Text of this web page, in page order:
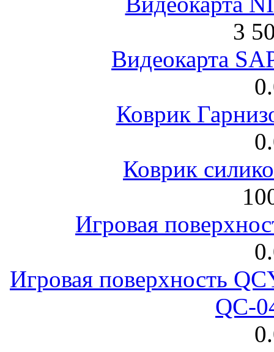
3
Видеокарта
Коврик
Коврик
Игровая
Игровая поверхность
QC-